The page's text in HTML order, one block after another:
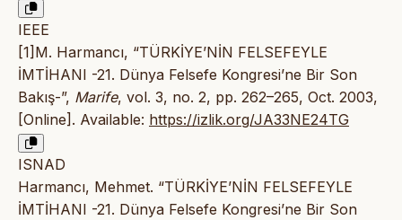
IEEE
[1]M. Harmancı, “TÜRKİYE’NİN FELSEFEYLE
İMTİHANI -21. Dünya Felsefe Kongresi’ne Bir Son
Bakış-”, Marife, vol. 3, no. 2, pp. 262–265, Oct. 2003,
[Online]. Available: https://izlik.org/JA33NE24TG
ISNAD
Harmancı, Mehmet. “TÜRKİYE’NİN FELSEFEYLE
İMTİHANI -21. Dünya Felsefe Kongresi’ne Bir Son